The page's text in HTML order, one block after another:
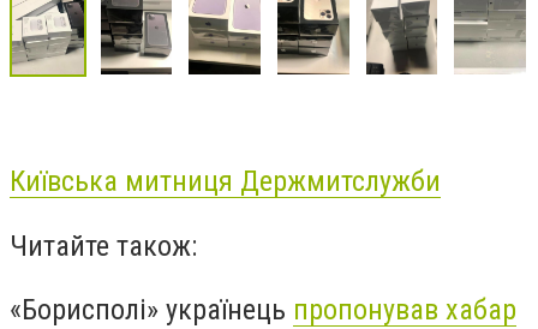
Київська митниця Держмитслужби
Читайте також:
«Борисполі» українець пропонував хабар